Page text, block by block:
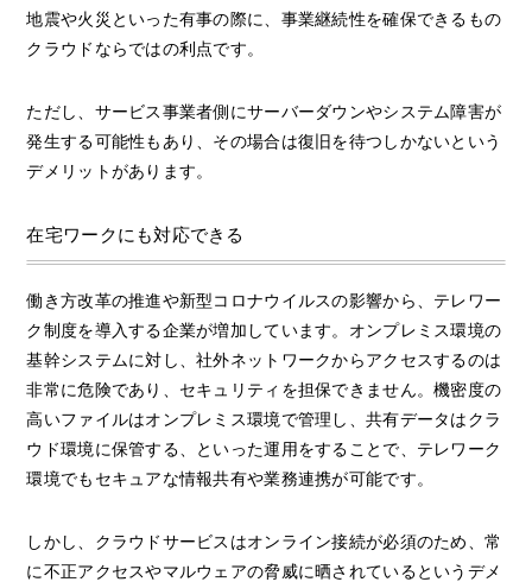
地震や火災といった有事の際に、事業継続性を確保できるもの
クラウドならではの利点です。
ただし、サービス事業者側にサーバーダウンやシステム障害が
発生する可能性もあり、その場合は復旧を待つしかないという
デメリットがあります。
在宅ワークにも対応できる
働き方改革の推進や新型コロナウイルスの影響から、テレワー
ク制度を導入する企業が増加しています。オンプレミス環境の
基幹システムに対し、社外ネットワークからアクセスするのは
非常に危険であり、セキュリティを担保できません。機密度の
高いファイルはオンプレミス環境で管理し、共有データはクラ
ウド環境に保管する、といった運用をすることで、テレワーク
環境でもセキュアな情報共有や業務連携が可能です。
しかし、クラウドサービスはオンライン接続が必須のため、常
に不正アクセスやマルウェアの脅威に晒されているというデメ